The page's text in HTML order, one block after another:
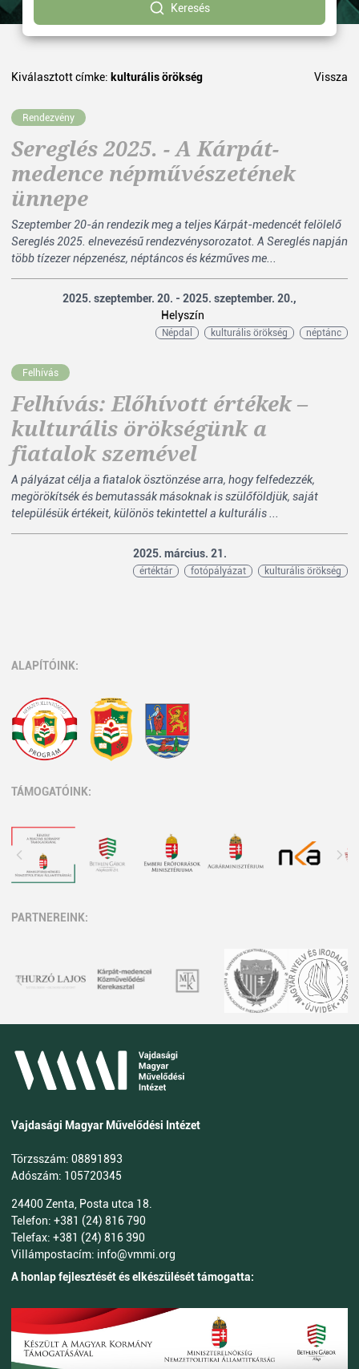
Keresés
Kiválasztott címke: kulturális örökség Vissza
Rendezvény
Sereglés 2025. - A Kárpát-
medence népművészetének
ünnepe
Szeptember 20-án rendezik meg a teljes Kárpát-medencét felölelő
Sereglés 2025. elnevezésű rendezvénysorozatot. A Sereglés napján
több tízezer népzenész, néptáncos és kézműves me...
2025. szeptember. 20. - 2025. szeptember. 20.,
Helyszín
Népdal kulturális örökség néptánc
Felhívás
Felhívás: Előhívott értékek –
kulturális örökségünk a
fiatalok szemével
A pályázat célja a fiatalok ösztönzése arra, hogy felfedezzék,
megörökítsék és bemutassák másoknak is szülőföldjük, saját
településük értékeit, különös tekintettel a kulturális ...
2025. március. 21.
értéktár fotópályázat kulturális örökség
ALAPÍTÓINK:
TÁMOGATÓINK:
PARTNEREINK:
Vajdasági Magyar Művelődési Intézet
Törzsszám: 08891893
Adószám: 105720345
24400 Zenta, Posta utca 18.
Telefon: +381 (24) 816 790
Telefax: +381 (24) 816 390
Villámpostacím: info@vmmi.org
A honlap fejlesztését és elkészülését támogatta: